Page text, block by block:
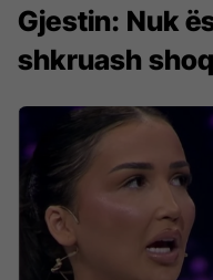
Gjestin: Nuk
shkruash